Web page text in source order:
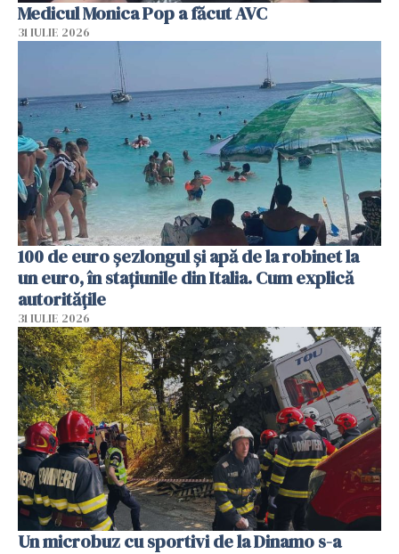
Medicul Monica Pop a făcut AVC
31 IULIE 2026
100 de euro șezlongul și apă de la robinet la
un euro, în stațiunile din Italia. Cum explică
autoritățile
31 IULIE 2026
Un microbuz cu sportivi de la Dinamo s-a